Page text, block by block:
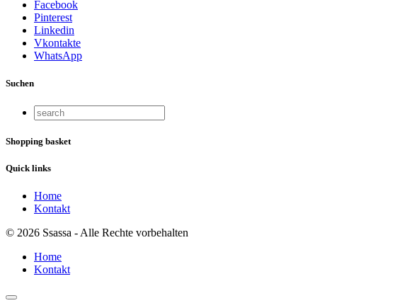
Facebook
Pinterest
Linkedin
Vkontakte
WhatsApp
Suchen
Shopping basket
Quick links
Home
Kontakt
© 2026 Ssassa - Alle Rechte vorbehalten
Home
Kontakt